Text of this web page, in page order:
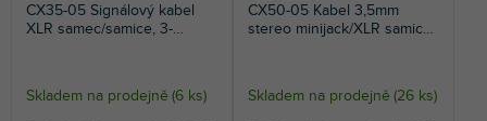
CX35-05 Signálový kabel
XLR samec/samice, 3-
Skladem na prodejně (6 ks)
CX50-05 Kabel 3,5mm
stereo minijack/XLR samice,
Skladem na prodejně (26 ks)